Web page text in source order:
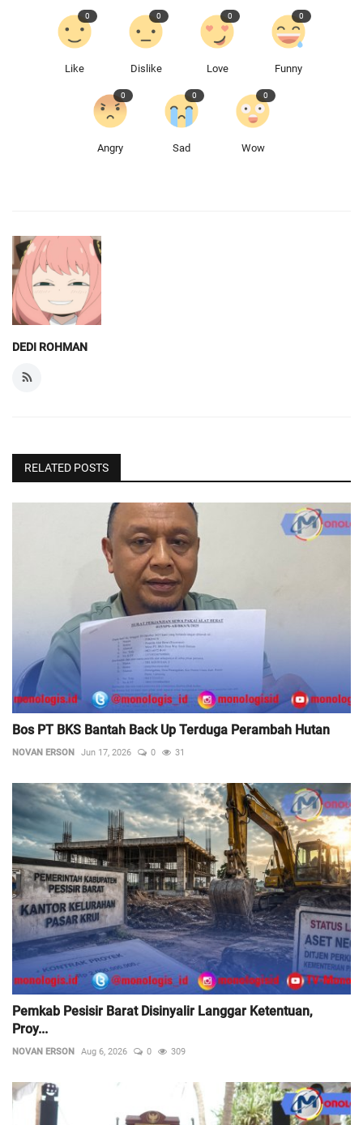
Like
0
Dislike
0
Love
0
Funny
0
Angry
0
Sad
0
Wow
0
DEDI ROHMAN
RELATED POSTS
Bos PT BKS Bantah Back Up Terduga Perambah Hutan
NOVAN ERSON Jun 17, 2026 0 31
Pemkab Pesisir Barat Disinyalir Langgar Ketentuan,
Proy...
NOVAN ERSON Aug 6, 2026 0 309